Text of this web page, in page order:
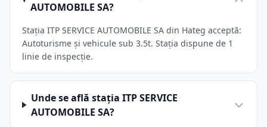
AUTOMOBILE SA?
Stația ITP SERVICE AUTOMOBILE SA din Hateg acceptă:
Autoturisme și vehicule sub 3.5t. Stația dispune de 1
linie de inspecție.
Unde se află stația ITP SERVICE
AUTOMOBILE SA?